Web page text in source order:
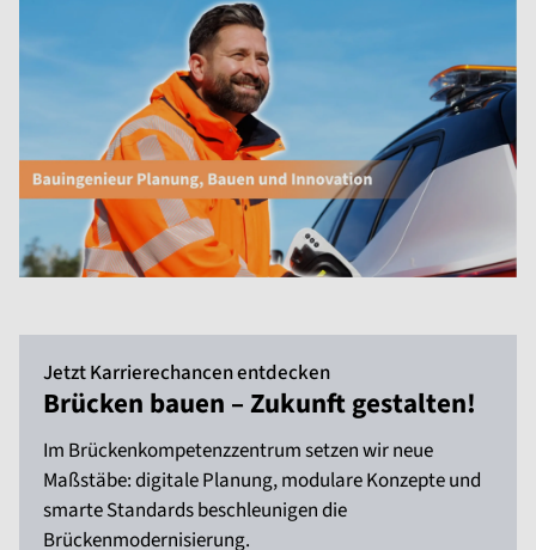
Jetzt Karrierechancen entdecken
Brücken bauen – Zukunft gestalten!
Im Brückenkompetenzzentrum setzen wir neue
Maßstäbe: digitale Planung, modulare Konzepte und
smarte Standards beschleunigen die
Brückenmodernisierung.